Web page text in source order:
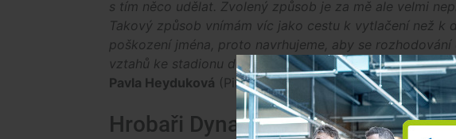
s tím něco udělat. Zvolený způsob je za mě ale velmi
Takový způsob vnímám víc jako cestu k vytlačení než k
poškození jména, proto navrhujeme, aby se
vztahů ke stadionu dostalo do kompetencí
Pavla Heyduková (Piráti).
Hrobaři Dynama